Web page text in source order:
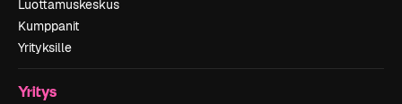
Luottamuskeskus
Kumppanit
Yrityksille
Yritys